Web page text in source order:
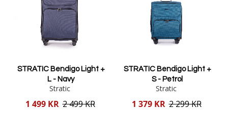
STRATIC Bendigo Light +
L - Navy
Stratic
Reducerat
1 499 KR 2 499 KR
STRATIC Bendigo Light +
S - Petrol
Stratic
Reducerat
1 379 KR 2 299 KR